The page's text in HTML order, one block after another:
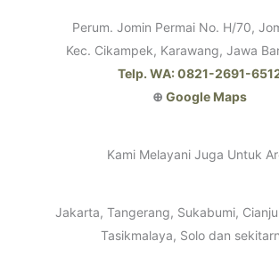
Perum. Jomin Permai No. H/70,
Kec. Cikampek, Karawang, Jawa
Telp. WA: 0821-2691-
⊕ Google Maps
Kami Melayani Juga Untuk
Jakarta, Tangerang, Sukabumi,
Tasikmalaya, Solo dan